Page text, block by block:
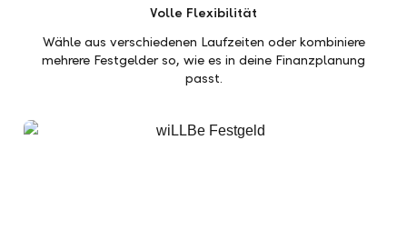
Volle Flexibilität
Wähle aus verschiedenen Laufzeiten oder kombiniere
mehrere Festgelder so, wie es in deine Finanzplanung
passt.